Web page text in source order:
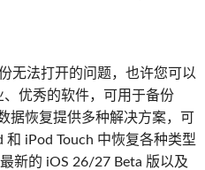
无法打开的问题，也许您可​​以
、优秀的软件，可用于备份
据恢复提供多种解决方案，可
iPod Touch 中恢复各种类型
新的 iOS 26/27 Beta 版以及